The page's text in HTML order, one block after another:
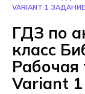
VARIANT 1
ГДЗ по
класс
Рабочая
Variant